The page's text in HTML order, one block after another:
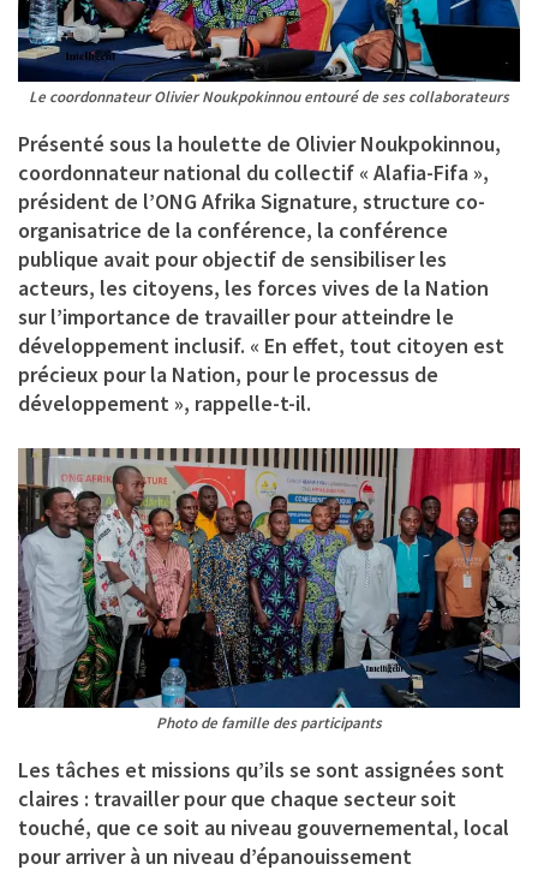
Le coordonnateur Olivier Noukpokinnou entouré de ses collaborateurs
Présenté sous la houlette de Olivier Noukpokinnou,
coordonnateur national du collectif « Alafia-Fifa »,
président de l’ONG Afrika Signature, structure co-
organisatrice de la conférence, la conférence
publique avait pour objectif de sensibiliser les
acteurs, les citoyens, les forces vives de la Nation
sur l’importance de travailler pour atteindre le
développement inclusif. « En effet, tout citoyen est
précieux pour la Nation, pour le processus de
développement », rappelle-t-il.
Photo de famille des participants
Les tâches et missions qu’ils se sont assignées sont
claires : travailler pour que chaque secteur soit
touché, que ce soit au niveau gouvernemental, local
pour arriver à un niveau d’épanouissement